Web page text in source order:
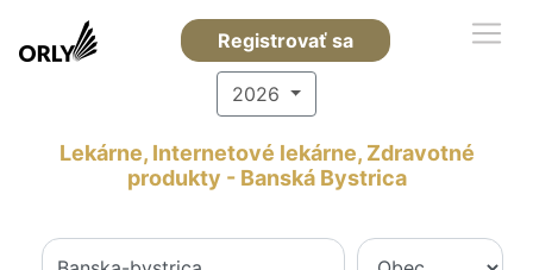
Registrovať sa
2026
Lekárne, Internetové lekárne, Zdravotné
produkty - Banská Bystrica